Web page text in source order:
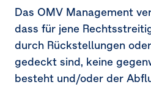
10.
11. Sonstige betriebliche
12. Personalaufwendungen
Arbeitnehmer
Das OMV Management
dass für jene
durch Rückstellungen
gedeckt sind, keine
besteht und/oder der